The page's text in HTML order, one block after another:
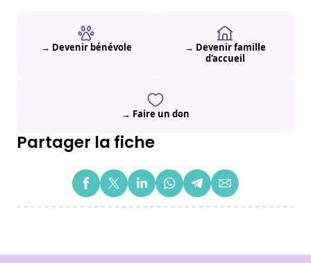
→ Devenir bénévole
→ Devenir famille
d'accueil
→ Faire un don
Partager la fiche